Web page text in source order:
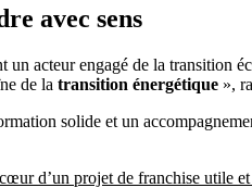
avec sens
un acteur engagé de la
de la transition énergétique »,
solide et un
d’un projet de franchise utile